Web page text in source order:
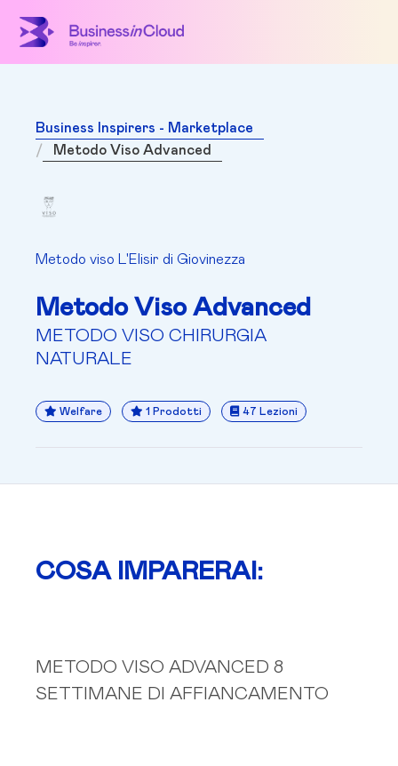
Business Inspirers - Marketplace
Metodo Viso Advanced
Metodo viso L'Elisir di Giovinezza
Metodo Viso Advanced
METODO VISO CHIRURGIA
NATURALE
Welfare 1 Prodotti 47 Lezioni
COSA IMPARERAI:
METODO VISO ADVANCED 8
SETTIMANE DI AFFIANCAMENTO